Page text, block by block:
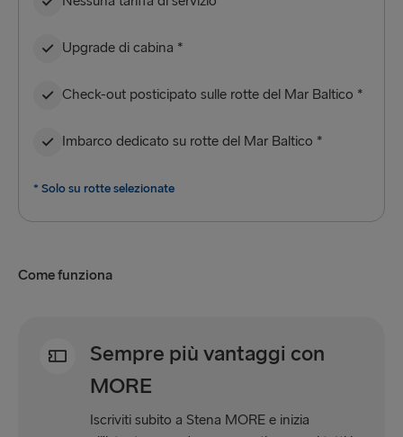
Upgrade di cabina *
Check-out posticipato sulle rotte del Mar Baltico *
Imbarco dedicato su rotte del Mar Baltico *
* Solo su rotte selezionate
Come funziona
Sempre più vantaggi con
MORE
Iscriviti subito a Stena MORE e inizia